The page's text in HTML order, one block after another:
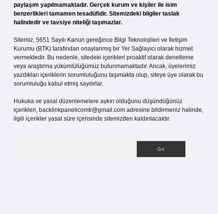
paylaşım yapılmamaktadır. Gerçek kurum ve kişiler ile isim
benzerlikleri tamamen tesadüfidir. Sitemizdeki bilgiler taslak
halindedir ve tavsiye niteliği taşımazlar.
Sitemiz, 5651 Sayılı Kanun gereğince Bilgi Teknolojileri ve İletişim
Kurumu (BTK) tarafından onaylanmış bir Yer Sağlayıcı olarak hizmet
vermektedir. Bu nedenle, sitedeki içerikleri proaktif olarak denetleme
veya araştırma yükümlülüğümüz bulunmamaktadır. Ancak, üyelerimiz
yazdıkları içeriklerin sorumluluğunu taşımakta olup, siteye üye olarak bu
sorumluluğu kabul etmiş sayılırlar.
Hukuka ve yasal düzenlemelere aykırı olduğunu düşündüğünüz
içerikleri, backlinkpanelicomtr@gmail.com adresine bildirmeniz halinde,
ilgili içerikler yasal süre içerisinde sitemizden kaldırılacaktır.